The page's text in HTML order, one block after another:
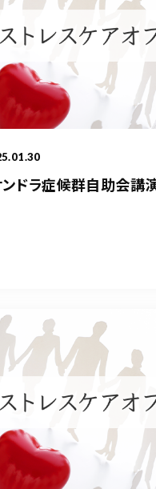
ドラ症候群自助会講